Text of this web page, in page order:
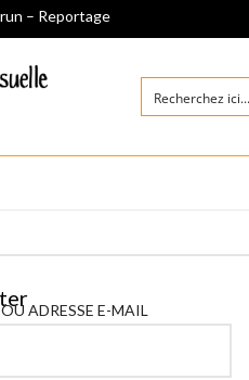
– Reportage
ADRESSE E-MAIL